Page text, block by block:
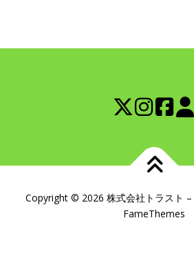
Copyright © 2026 株式会社トラスト –
FameThemes